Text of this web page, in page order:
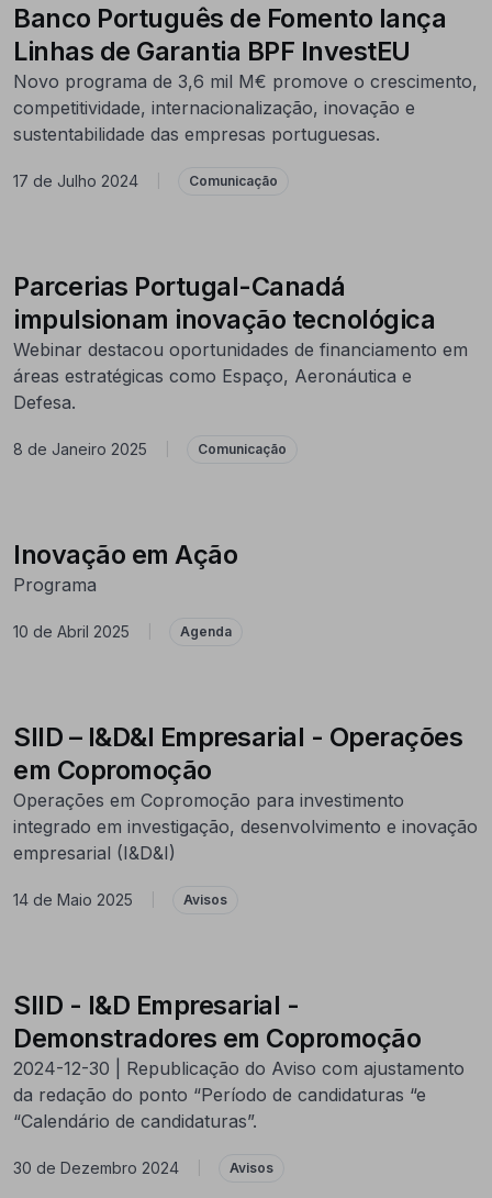
Banco Português de Fomento lança
Linhas de Garantia BPF InvestEU
Novo programa de 3,6 mil M€ promove o crescimento,
competitividade, internacionalização, inovação e
sustentabilidade das empresas portuguesas.
17 de Julho 2024 Comunicação
Parcerias Portugal-Canadá
impulsionam inovação tecnológica
Webinar destacou oportunidades de financiamento em
áreas estratégicas como Espaço, Aeronáutica e
Defesa.
8 de Janeiro 2025 Comunicação
Inovação em Ação
Programa
10 de Abril 2025 Agenda
SIID – I&D&I Empresarial - Operações
em Copromoção
Operações em Copromoção para investimento
integrado em investigação, desenvolvimento e inovação
empresarial (I&D&I)
14 de Maio 2025 Avisos
SIID - I&D Empresarial -
Demonstradores em Copromoção
2024-12-30 | Republicação do Aviso com ajustamento
da redação do ponto “Período de candidaturas “e
“Calendário de candidaturas”.
30 de Dezembro 2024 Avisos